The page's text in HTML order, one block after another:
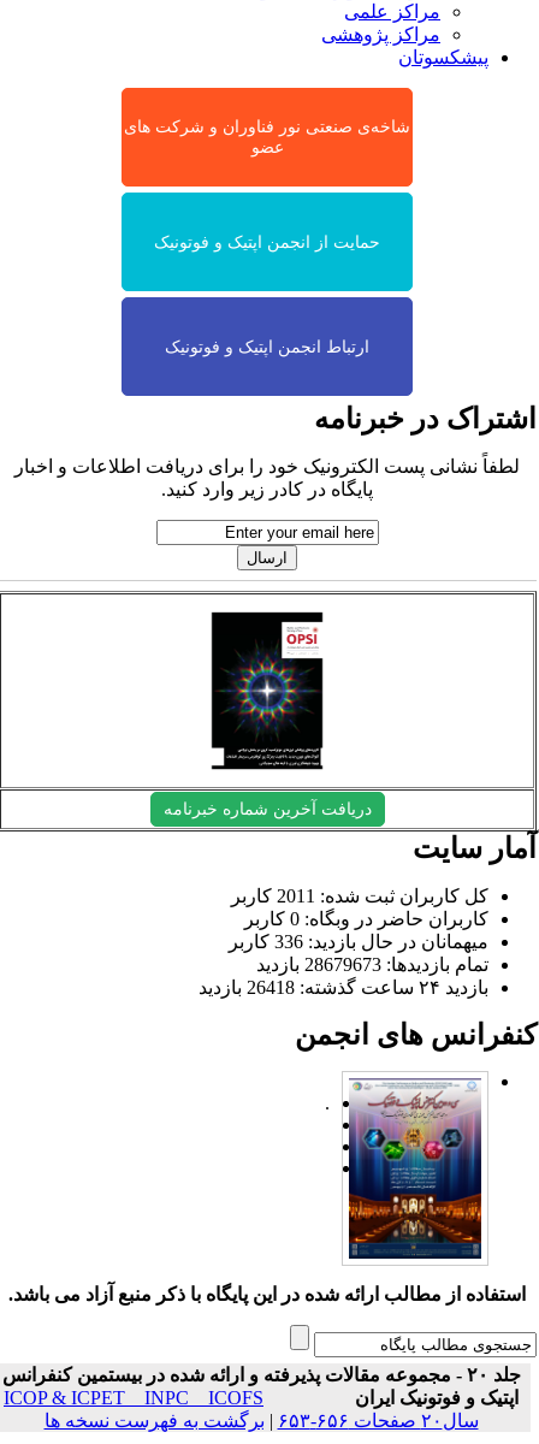
مراکز علمی
مراکز پژوهشی
پیشکسوتان
شاخه‌ی صنعتی نور فناوران و شرکت های
عضو
حمایت از انجمن اپتیک و فوتونیک
ارتباط انجمن اپتیک و فوتونیک
در خبرنامه
لطفاً نشانی پست الکترونیک خود را برای دریافت اطلاعات و اخبار
پایگاه در کادر زیر وارد کنید.
دریافت آخرین شماره خبرنامه
سایت
کل کاربران ثبت شده: 2011 کاربر
کاربران حاضر در وبگاه: 0 کاربر
میهمانان در حال بازدید: 336 کاربر
تمام بازدید‌ها: 28679673 بازدید
بازدید ۲۴ ساعت گذشته: 26418 بازدید
های انجمن
.
استفاده از مطالب ارائه شده در این پایگاه با ذکر منبع آزاد می باشد.
جلد ۲۰ - مجموعه مقالات پذیرفته و ارائه شده در بیستمین کنفرانس
اپتیک و فوتونیک ایران
ICOP & ICPET _ INPC _ ICOFS
سال۲۰ صفحات ۶۵۶-۶۵۳
| برگشت به فهرست نسخه ها